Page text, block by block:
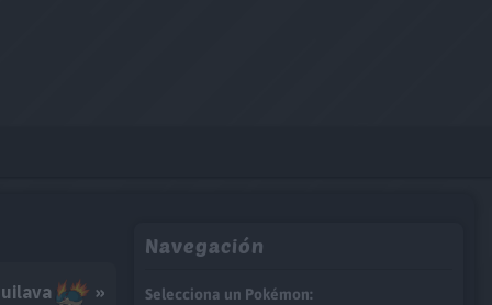
»
Navegación
Selecciona un Pokémon: